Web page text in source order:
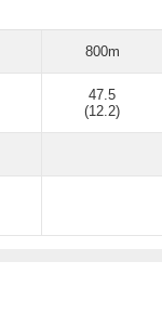
800m
47.5
(12.2)